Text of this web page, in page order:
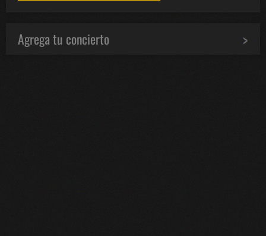
Agrega tu concierto